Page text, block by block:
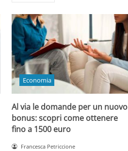
Economia
Al via le domande per un nuovo
bonus: scopri come ottenere
fino a 1500 euro
Francesca Petriccione